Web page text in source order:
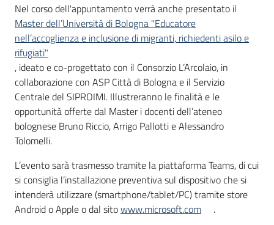
Nel corso dell'appuntamento verrà anche presentato il
Master dell’Università di Bologna "Educatore
nell’accoglienza e inclusione di migranti, richiedenti asilo e
rifugiati"
, ideato e co-progettato con il Consorzio L’Arcolaio, in
collaborazione con ASP Città di Bologna e il Servizio
Centrale del SIPROIMI. Illustreranno le finalità e le
opportunità offerte dal Master i docenti dell’ateneo
bolognese Bruno Riccio, Arrigo Pallotti e Alessandro
Tolomelli.
L’evento sarà trasmesso tramite la piattaforma Teams, di cui
si consiglia l’installazione preventiva sul dispositivo che si
intenderà utilizzare (smartphone/tablet/PC) tramite store
Android o Apple o dal sitowww.microsoft.com
.